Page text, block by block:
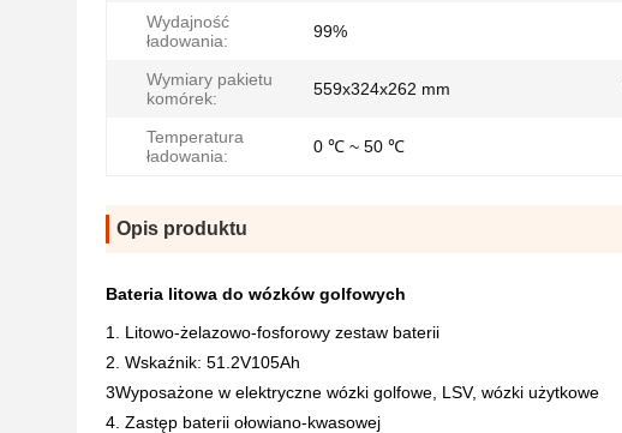
Wydajność
ładowania:
99%
Wymiary pakietu
komórek:
559x324x262 mm
Temperatura
ładowania:
0 ℃ ~ 50 ℃
Opis produktu
Bateria litowa do wózków golfowych
1. Litowo-żelazowo-fosforowy zestaw baterii
2. Wskaźnik: 51.2V105Ah
3Wyposażone w elektryczne wózki golfowe, LSV, wózki użytkowe
4. Zastęp baterii ołowiano-kwasowej